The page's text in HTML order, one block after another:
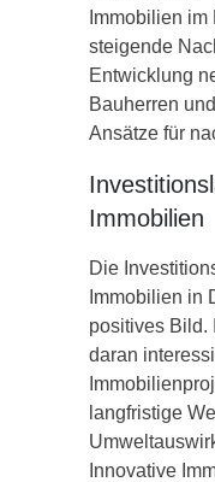
Immobilien
steigende
Entwicklung
Bauherren
Ansätze für
Immobilien
Die
Immobilien in
positives Bild.
daran
langfristige
Innovative